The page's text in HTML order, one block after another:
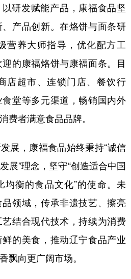
研发赋能产品，康福食品坚
产品创新。在烙饼与面条研
营养大师指导，优化配方工
的康福烙饼与康福面条。目
店超市、连锁门店、餐饮行
堂等多元渠道，畅销国内外
费者满意食品品牌。
展，康福食品始终秉持“诚信
展”理念，坚守“创造适合中国
均衡的食品文化”的使命。未
领域，传承非遗技艺、擦亮
结合现代技术，持续为消费
的美食，推动辽宁食品产业
飘向更广阔市场。